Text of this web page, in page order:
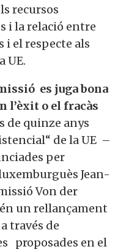
recursos
i la relació entre
i el respecte als
UE.
es juga bona
l’èxit o el fracàs
de quinze anys
de la UE –
per
Jean-
Von der
un rellançament
través de
proposades en el